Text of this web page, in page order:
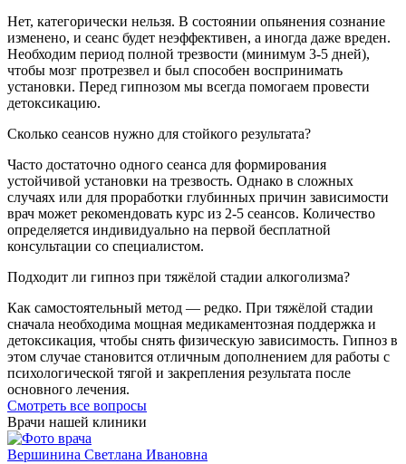
Нет, категорически нельзя. В состоянии опьянения сознание
изменено, и сеанс будет неэффективен, а иногда даже вреден.
Необходим период полной трезвости (минимум 3-5 дней),
чтобы мозг протрезвел и был способен воспринимать
установки. Перед гипнозом мы всегда помогаем провести
детоксикацию.
Сколько сеансов нужно для стойкого результата?
Часто достаточно одного сеанса для формирования
устойчивой установки на трезвость. Однако в сложных
случаях или для проработки глубинных причин зависимости
врач может рекомендовать курс из 2-5 сеансов. Количество
определяется индивидуально на первой бесплатной
консультации со специалистом.
Подходит ли гипноз при тяжёлой стадии алкоголизма?
Как самостоятельный метод — редко. При тяжёлой стадии
сначала необходима мощная медикаментозная поддержка и
детоксикация, чтобы снять физическую зависимость. Гипноз в
этом случае становится отличным дополнением для работы с
психологической тягой и закрепления результата после
основного лечения.
Cмотреть все вопросы
Врачи нашей клиники
Вершинина Светлана Ивановна